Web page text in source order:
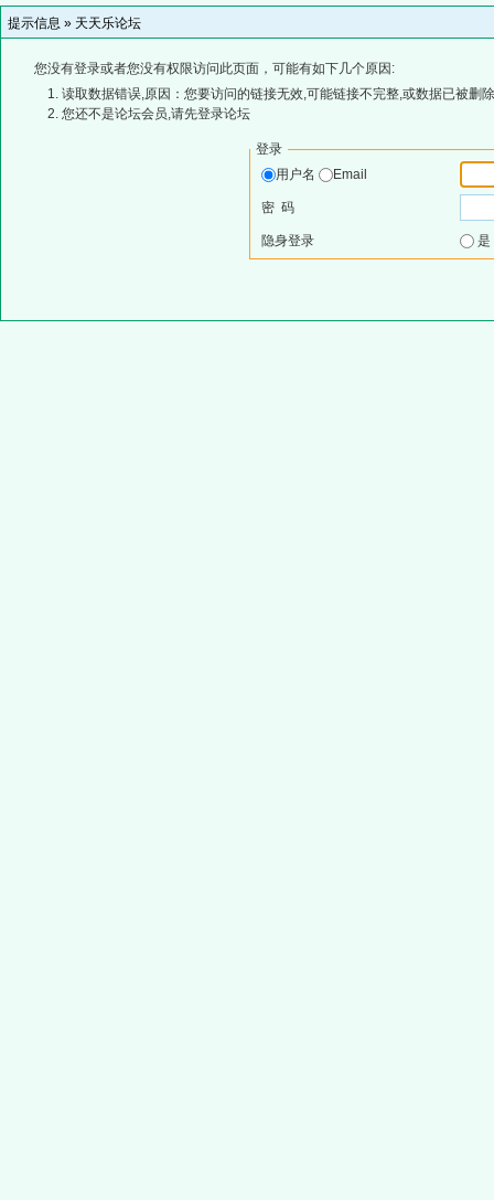
提示信息 » 天天乐论坛
您没有登录或者您没有权限访问此页面，可能有如下几个原因:
读取数据错误,原因：您要访问的链接无效,可能链接不完整,或数据已被删
您还不是论坛会员,请先登录论坛
登录
用户名
Email
密 码
隐身登录